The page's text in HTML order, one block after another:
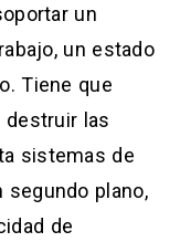
un
un estado
Tiene que
las
sistemas de
segundo plano,
de